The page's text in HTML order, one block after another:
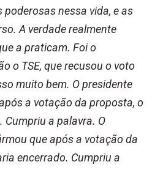
nessa vida, e as
A verdade realmente
a praticam. Foi o
o TSE, que recusou o voto
muito bem. O presidente
a votação da proposta, o
a palavra. O
que após a votação da
encerrado. Cumpriu a